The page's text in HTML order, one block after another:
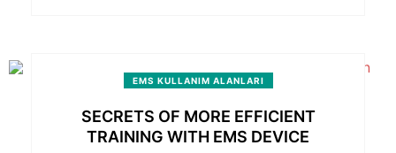
EMS KULLANIM ALANLARI
SECRETS OF MORE EFFICIENT
TRAINING WITH EMS DEVICE